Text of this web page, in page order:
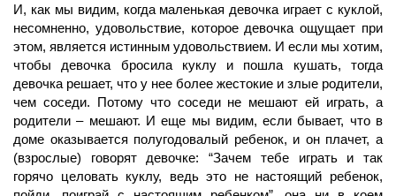
И, как мы видим, когда маленькая девочка играет с куклой,
несомненно, удовольствие, которое девочка ощущает при
этом, является истинным удовольствием. И если мы хотим,
чтобы девочка бросила куклу и пошла кушать, тогда
девочка решает, что у нее более жестокие и злые родители,
чем соседи. Потому что соседи не мешают ей играть, а
родители – мешают. И еще мы видим, если бывает, что в
доме оказывается полугодовалый ребенок, и он плачет, а
(взрослые) говорят девочке: “Зачем тебе играть и так
горячо целовать куклу, ведь это не настоящий ребенок,